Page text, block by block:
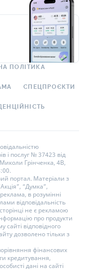
ПОЛІТИКА
СПЕЦПРОЄКТИ
і послуг № 37423 від
Грінченка, 4В,
портал. Матеріали з
“Думка”,
в розумінні
відповідальність
не є рекламою
про продукти
відповідного
дозволено тільки з
фінансових
кредитування,
дані на сайті